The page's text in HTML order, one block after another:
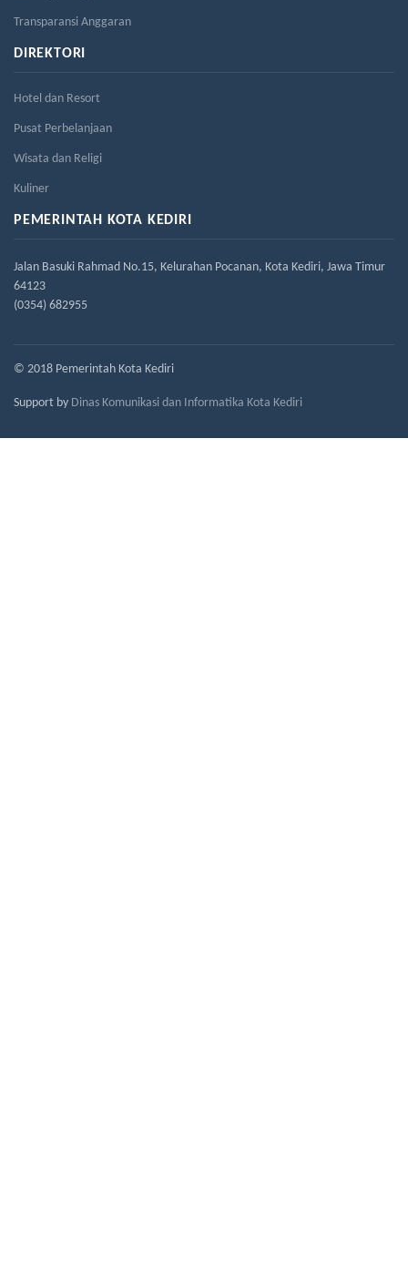
Transparansi Anggaran
DIREKTORI
Hotel dan Resort
Pusat Perbelanjaan
Wisata dan Religi
Kuliner
PEMERINTAH KOTA KEDIRI
Jalan Basuki Rahmad No.15, Kelurahan Pocanan, Kota Kediri, Jawa Timur
64123
(0354) 682955
© 2018 Pemerintah Kota Kediri
Support by Dinas Komunikasi dan Informatika Kota Kediri